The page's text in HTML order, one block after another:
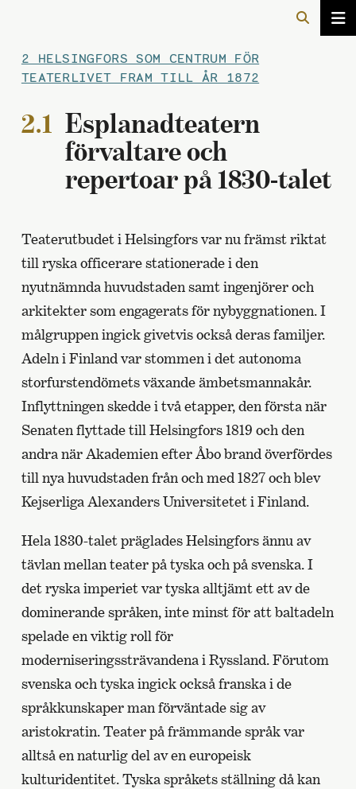
2 HELSINGFORS SOM CENTRUM FÖR
TEATERLIVET FRAM TILL ÅR 1872
2.1 Esplanadteatern
förvaltare och
repertoar på 1830-talet
Teaterutbudet i Helsingfors var nu främst riktat
till ryska officerare stationerade i den
nyutnämnda huvudstaden samt ingenjörer och
arkitekter som engagerats för nybyggnationen. I
målgruppen ingick givetvis också deras familjer.
Adeln i Finland var stommen i det autonoma
storfurstendömets växande ämbetsmannakår.
Inflyttningen skedde i två etapper, den första när
Senaten flyttade till Helsingfors 1819 och den
andra när Akademien efter Åbo brand överfördes
till nya huvudstaden från och med 1827 och blev
Kejserliga Alexanders Universitetet i Finland.
Hela 1830-talet präglades Helsingfors ännu av
tävlan mellan teater på tyska och på svenska. I
det ryska imperiet var tyska alltjämt ett av de
dominerande språken, inte minst för att baltadeln
spelade en viktig roll för
moderniseringssträvandena i Ryssland. Förutom
svenska och tyska ingick också franska i de
språkkunskaper man förväntade sig av
aristokratin. Teater på främmande språk var
alltså en naturlig del av en europeisk
kulturidentitet. Tyska språkets ställning då kan